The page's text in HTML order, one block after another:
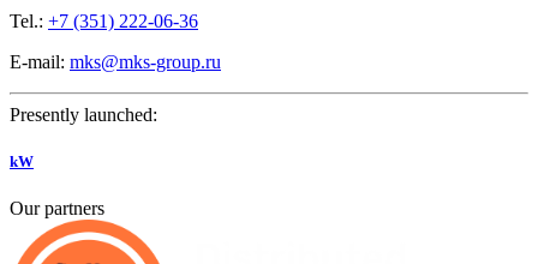
Tel.: +7 (351) 222-06-36
E-mail: mks@mks-group.ru
Presently launched:
kW
Our partners